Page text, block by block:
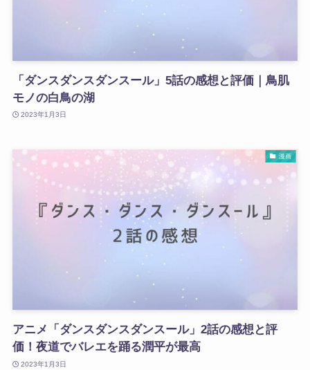
「ダンスダンスダンスール」5話の感想と評価｜鳥肌
モノの白鳥の湖
2023年1月3日
漫画
アニメ「ダンスダンスダンスール」2話の感想と評
価！夜道でバレエを踊る潤平が最高
2023年1月3日